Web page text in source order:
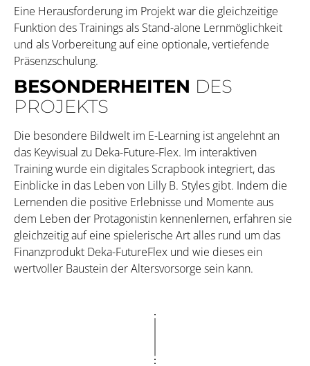
Eine Herausforderung im Projekt war die gleichzeitige
Funktion des Trainings als Stand-alone Lernmöglichkeit
und als Vorbereitung auf eine optionale, vertiefende
Präsenzschulung.
BESONDERHEITEN DES
PROJEKTS
Die besondere Bildwelt im E-Learning ist angelehnt an
das Keyvisual zu Deka-Future-Flex. Im interaktiven
Training wurde ein digitales Scrapbook integriert, das
Einblicke in das Leben von Lilly B. Styles gibt. Indem die
Lernenden die positive Erlebnisse und Momente aus
dem Leben der Protagonistin kennenlernen, erfahren sie
gleichzeitig auf eine spielerische Art alles rund um das
Finanzprodukt Deka-FutureFlex und wie dieses ein
wertvoller Baustein der Altersvorsorge sein kann.